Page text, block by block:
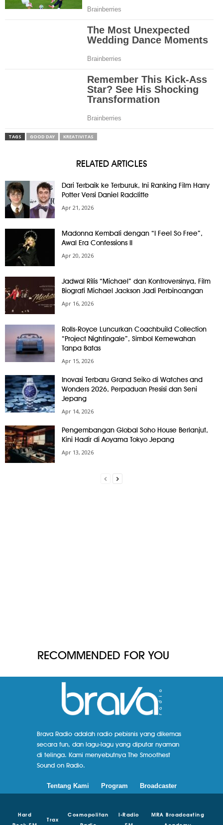
TAGS GOOD DAY KREATIVITAS
RELATED ARTICLES
Dari Terbaik ke Terburuk, Ini Ranking Film Harry
Potter Versi Daniel Radcliffe
Apr 21, 2026
Madonna Kembali dengan “I Feel So Free”,
Awal Era Confessions II
Apr 20, 2026
Jadwal Rilis “Michael” dan Kontroversinya, Film
Biografi Michael Jackson Jadi Perbincangan
Apr 16, 2026
Rolls-Royce Luncurkan Coachbuild Collection
“Project Nightingale”, Simbol Kemewahan
Tanpa Batas
Apr 15, 2026
Inovasi Terbaru Grand Seiko di Watches and
Wonders 2026, Perpaduan Presisi dan Seni
Jepang
Apr 14, 2026
Pengembangan Global Soho House Berlanjut,
Kini Hadir di Aoyama Tokyo Jepang
Apr 13, 2026
RECOMMENDED FOR YOU
Brava Radio adalah radio pebisnis yang dikemas
secara fun, dan lagu-lagu yang diputar nyaman
di telinga. Kami menyebutnya The Smoothest
Sound on Radio.
Tentang Kami Program Broadcaster
Hard
Trax
Cosmopolitan
I-Radio
MRA Broadcasting